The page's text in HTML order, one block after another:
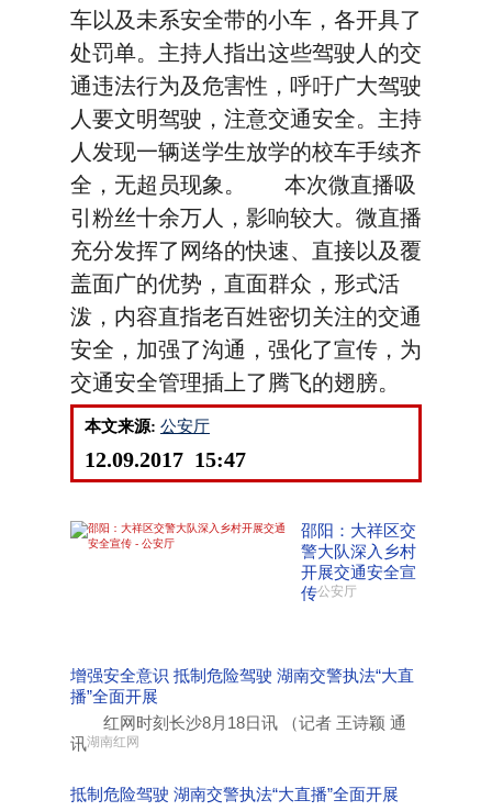
车以及未系安全带的小车，各开具了
处罚单。主持人指出这些驾驶人的交
通违法行为及危害性，呼吁广大驾驶
人要文明驾驶，注意交通安全。主持
人发现一辆送学生放学的校车手续齐
全，无超员现象。 本次微直播吸
引粉丝十余万人，影响较大。微直播
充分发挥了网络的快速、直接以及覆
盖面广的优势，直面群众，形式活
泼，内容直指老百姓密切关注的交通
安全，加强了沟通，强化了宣传，为
交通安全管理插上了腾飞的翅膀。
本文来源: 公安厅
12.09.2017 15:47
邵阳：大祥区交
警大队深入乡村
开展交通安全宣
传公安厅
增强安全意识 抵制危险驾驶 湖南交警执法“大直
播”全面开展
红网时刻长沙8月18日讯 （记者 王诗颖 通
讯湖南红网
抵制危险驾驶 湖南交警执法“大直播”全面开展